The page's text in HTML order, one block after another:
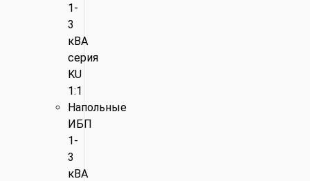
1-
3
кВА
серия
KU
1:1
Напольные
ИБП
1-
3
кВА